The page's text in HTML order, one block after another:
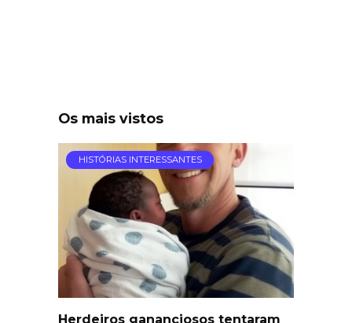
Os mais vistos
HISTÓRIAS INTERESSANTES
Herdeiros gananciosos tentaram